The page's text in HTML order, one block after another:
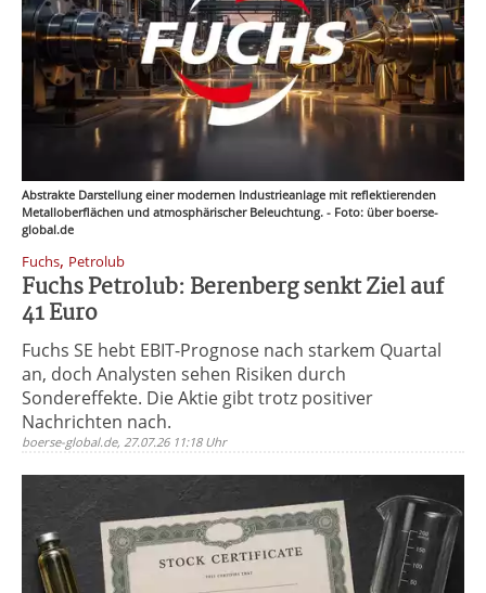
Abstrakte Darstellung einer modernen Industrieanlage mit reflektierenden
Metalloberflächen und atmosphärischer Beleuchtung. - Foto: über boerse-
global.de
Fuchs, Petrolub
Fuchs Petrolub: Berenberg senkt Ziel auf
41 Euro
Fuchs SE hebt EBIT-Prognose nach starkem Quartal
an, doch Analysten sehen Risiken durch
Sondereffekte. Die Aktie gibt trotz positiver
Nachrichten nach.
boerse-global.de, 27.07.26 11:18 Uhr